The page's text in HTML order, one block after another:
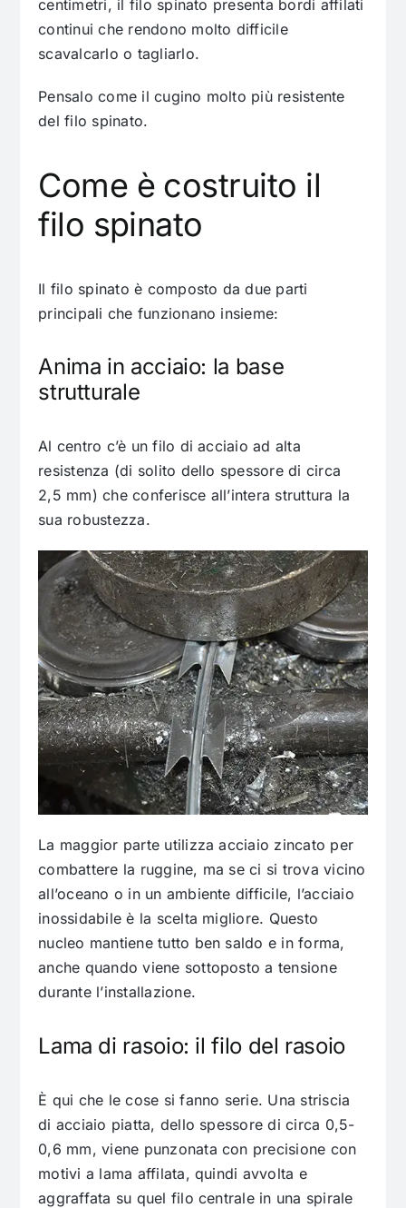
centimetri, il filo spinato presenta bordi affilati
continui che rendono molto difficile
scavalcarlo o tagliarlo.
Pensalo come il cugino molto più resistente
del filo spinato.
Come è costruito il
filo spinato
Il filo spinato è composto da due parti
principali che funzionano insieme:
Anima in acciaio: la base
strutturale
Al centro c’è un filo di acciaio ad alta
resistenza (di solito dello spessore di circa
2,5 mm) che conferisce all’intera struttura la
sua robustezza.
La maggior parte utilizza acciaio zincato per
combattere la ruggine, ma se ci si trova vicino
all’oceano o in un ambiente difficile, l’acciaio
inossidabile è la scelta migliore. Questo
nucleo mantiene tutto ben saldo e in forma,
anche quando viene sottoposto a tensione
durante l’installazione.
Lama di rasoio: il filo del rasoio
È qui che le cose si fanno serie. Una striscia
di acciaio piatta, dello spessore di circa 0,5-
0,6 mm, viene punzonata con precisione con
motivi a lama affilata, quindi avvolta e
aggraffata su quel filo centrale in una spirale